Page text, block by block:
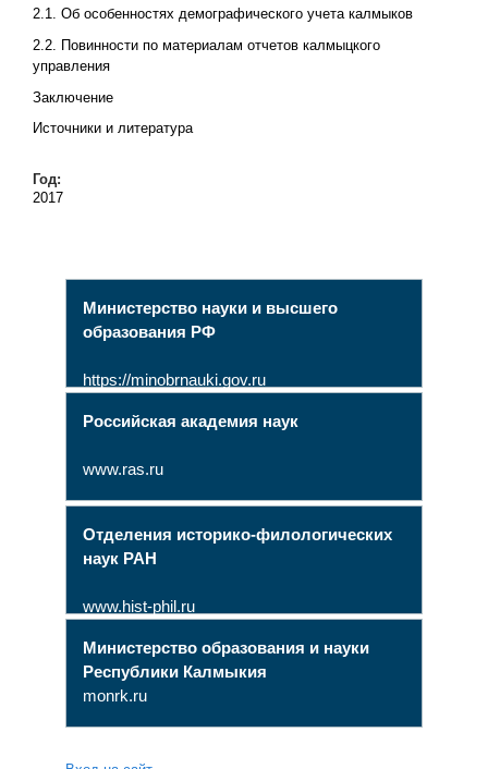
2.1. Об особенностях демографического учета калмыков
2.2. Повинности по материалам отчетов калмыцкого
управления
Заключение
Источники и литература
Год:
2017
Министерство науки и высшего
образования РФ
https://minobrnauki.gov.ru
Российская академия наук
www.ras.ru
Отделения историко-филологических
наук РАН
www.hist-phil.ru
Министерство образования и науки
Республики Калмыкия
monrk.ru